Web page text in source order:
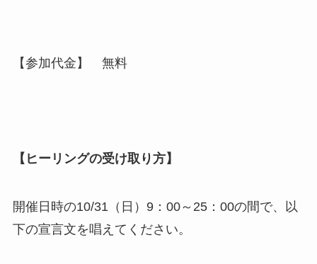
【参加代金】 無料
【ヒーリングの受け取り方】
開催日時の10/31（日）9：00～25：00の間で、以
下の宣言文を唱えてください。